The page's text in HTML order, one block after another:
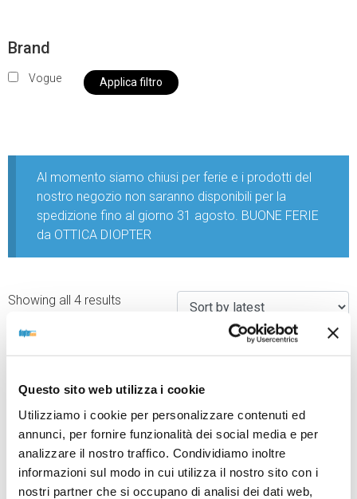
Questo sito web utilizza i cookie
Utilizziamo i cookie per personalizzare contenuti ed
annunci, per fornire funzionalità dei social media e per
analizzare il nostro traffico. Condividiamo inoltre
informazioni sul modo in cui utilizza il nostro sito con i
nostri partner che si occupano di analisi dei dati web,
Brand
Vogue Applica filtro
Al momento siamo chiusi per ferie e i prodotti del
nostro negozio non saranno disponibili per la
spedizione fino al giorno 31 agosto. BUONE FERIE
da OTTICA DIOPTER
Showing all 4 results